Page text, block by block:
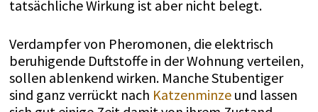
tatsächliche Wirkung ist aber nicht belegt.
Verdampfer von Pheromonen, die elektrisch
beruhigende Duftstoffe in der Wohnung verteilen,
sollen ablenkend wirken. Manche Stubentiger
sind ganz verrückt nach Katzenminzeund lassen